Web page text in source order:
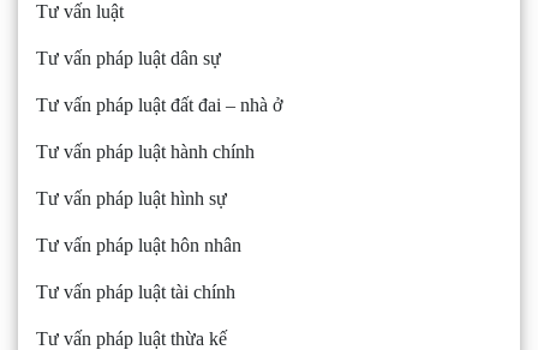
Tư vấn luật
Tư vấn pháp luật dân sự
Tư vấn pháp luật đất đai – nhà ở
Tư vấn pháp luật hành chính
Tư vấn pháp luật hình sự
Tư vấn pháp luật hôn nhân
Tư vấn pháp luật tài chính
Tư vấn pháp luật thừa kế